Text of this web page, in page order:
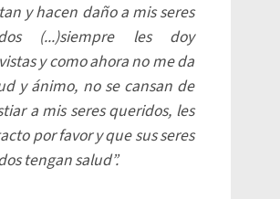
y hacen daño a mis seres
(...)siempre les doy
y como ahora no me da
y ánimo, no se cansan de
a mis seres queridos, les
por favor y que sus seres
tengan salud”.